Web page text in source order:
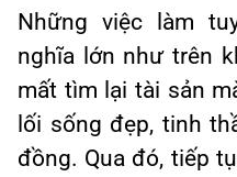
Những việc làm
nghĩa lớn như trên
mất tìm lại tài sản
lối sống đẹp, tinh
đồng. Qua đó, tiếp